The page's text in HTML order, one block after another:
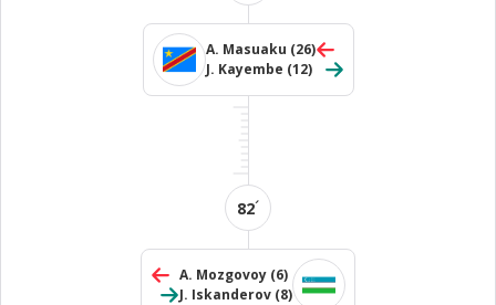
A. Masuaku (26)
J. Kayembe (12)
82´
A. Mozgovoy (6)
J. Iskanderov (8)